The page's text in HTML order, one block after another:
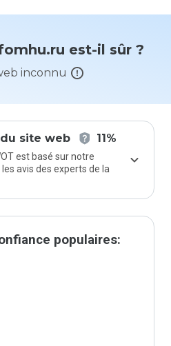
est-il sûr ?
inconnu
site web 11%
est basé sur notre
avis des experts de la
populaires: